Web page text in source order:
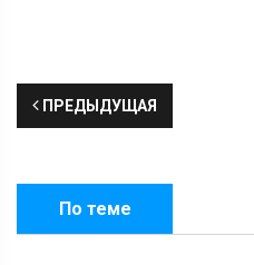
ПРЕДЫДУЩАЯ
По теме